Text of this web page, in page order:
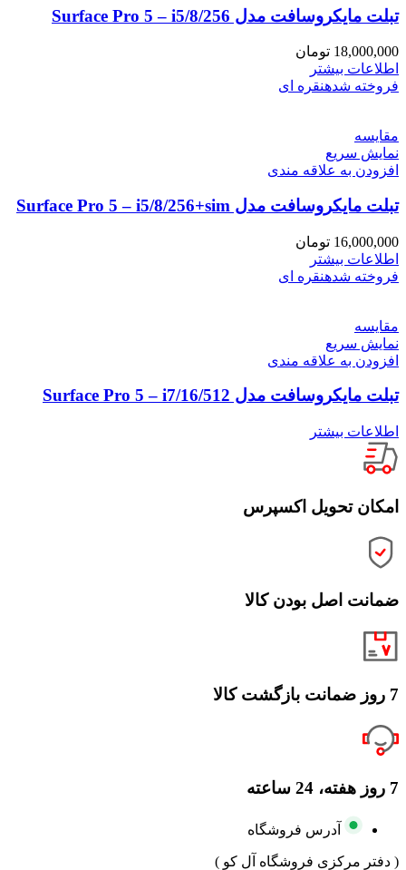
تبلت مایکروسافت مدل Surface Pro 5 – i5/8/256
18,000,000 تومان
اطلاعات بیشتر
فروخته شدهنقره ای
مقايسه
نمایش سریع
افزودن به علاقه مندی
تبلت مایکروسافت مدل Surface Pro 5 – i5/8/256+sim
16,000,000 تومان
اطلاعات بیشتر
فروخته شدهنقره ای
مقايسه
نمایش سریع
افزودن به علاقه مندی
تبلت مایکروسافت مدل Surface Pro 5 – i7/16/512
اطلاعات بیشتر
امکان تحویل اکسپرس
ضمانت اصل بودن کالا
7 روز ضمانت بازگشت کالا
7 روز هفته، 24 ساعته
آدرس فروشگاه
( دفتر مرکزی فروشگاه آل کو )